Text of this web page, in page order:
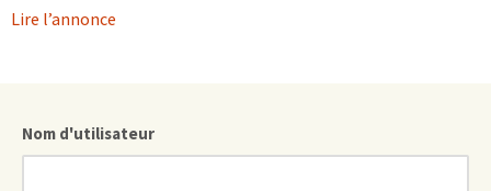
Lire l’annonce
Nom d'utilisateur